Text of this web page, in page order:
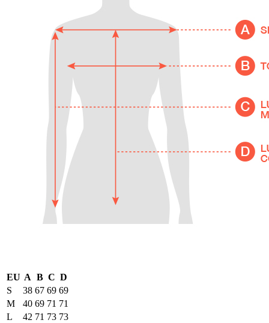
EU A B C D
S
38 67 69 69
M
40 69 71 71
L
42 71 73 73